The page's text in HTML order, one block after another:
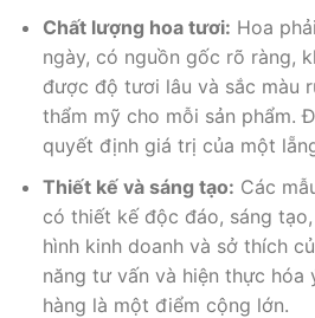
Chất lượng hoa tươi: Hoa
ngày, có nguồn gốc rõ ràng,
được độ tươi lâu và sắc màu
thẩm mỹ cho mỗi sản phẩm.
quyết định giá trị của một
Thiết kế và sáng tạo: Các
có thiết kế độc đáo, sáng
hình kinh doanh và sở thích
năng tư vấn và hiện thực hóa
hàng là một điểm cộng lớn.